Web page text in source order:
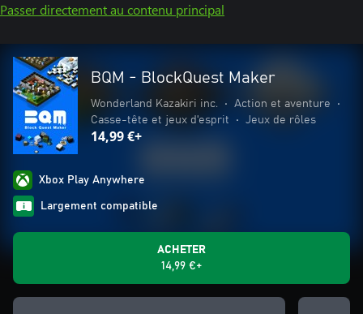
Passer directement au contenu principal
BQM - BlockQuest Maker
Wonderland Kazakiri inc. • Action et aventure
•
Casse-tête et jeux d'esprit
• Jeux de rôles
14,99 €+
Xbox Play Anywhere
Largement compatible
ACHETER
14,99 €+